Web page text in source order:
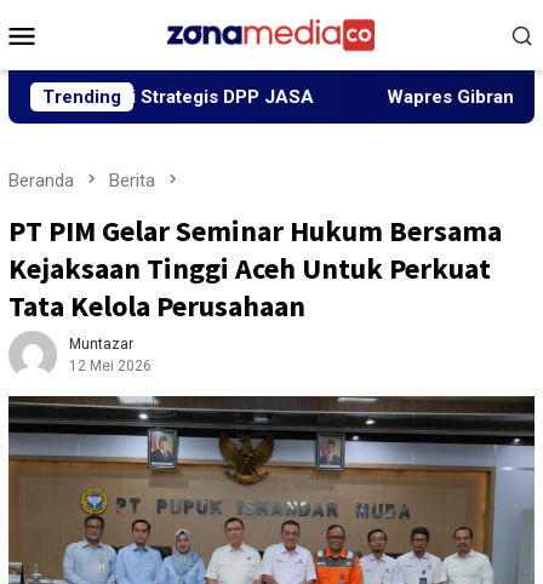
ke
Mobile
Trending
Strategis DPP JASA Wapres Gibran Tinjau
Beranda Berita
PT PIM Gelar Seminar Hukum Bersama
Kejaksaan Tinggi Aceh Untuk Perkuat
Tata Kelola Perusahaan
Muntazar
12 Mei 2026